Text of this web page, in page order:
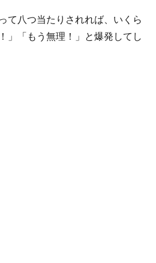
て八つ当たりされれば、いくら
」「もう無理！」と爆発してし